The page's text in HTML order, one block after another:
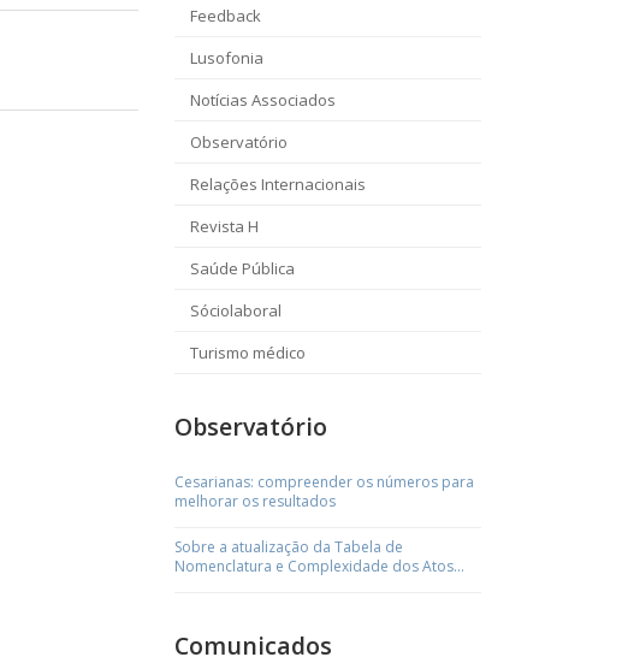
Feedback
Lusofonia
Notícias Associados
Observatório
Relações Internacionais
Revista H
Saúde Pública
Sóciolaboral
Turismo médico
Observatório
Cesarianas: compreender os números para
melhorar os resultados
Sobre a atualização da Tabela de
Nomenclatura e Complexidade dos Atos
Comunicados